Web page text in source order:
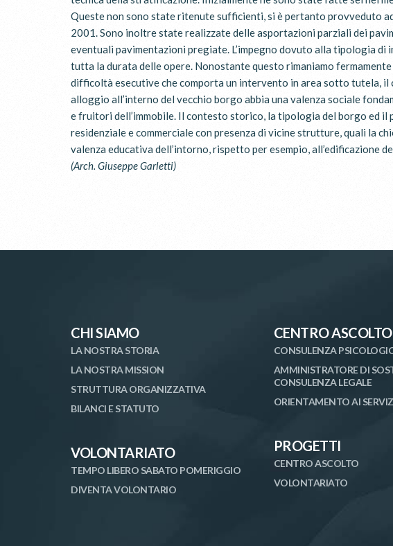
Queste non sono state ritenute sufficienti, si è pertanto provveduto
2001. Sono inoltre state realizzate delle asportazioni parziali dei
eventuali pavimentazioni pregiate. L’impegno dovuto alla tipologia
tutta la durata delle opere. Nonostante questo rimaniamo
difficoltà esecutive che comporta un intervento in area sotto tutela, il
alloggio all’interno del vecchio borgo abbia una valenza sociale
e fruitori dell’immobile. Il contesto storico, la tipologia del borgo ed il
residenziale e commerciale con presenza di vicine strutture, quali la
valenza educativa dell’intorno, rispetto per esempio, all’edificazione
(Arch. Giuseppe Garletti)
CHI SIAMO
LA NOSTRA STORIA
LA NOSTRA MISSION
STRUTTURA ORGANIZZATIVA
BILANCI E STATUTO
VOLONTARIATO
TEMPO LIBERO SABATO POMERIGGIO
DIVENTA VOLONTARIO
CENTRO ASCOLTO
CONSULENZA
AMMINISTRATORE DI
CONSULENZA LEGALE
ORIENTAMENTO AI
PROGETTI
CENTRO ASCOLTO
VOLONTARIATO